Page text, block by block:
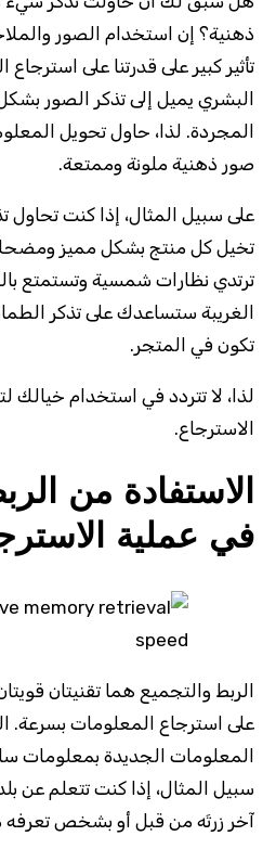
ذهنية؟ إن استخدام الصور
تأثير كبير على قدرتنا على
البشري يميل إلى تذكر الصور
المجردة. لذا، حاول تحويل
صور ذهنية ملونة وممتعة.
على سبيل المثال، إذا كنت تحاول
تخيل كل منتج بشكل مميز
ترتدي نظارات شمسية وتستمتع
الغريبة ستساعدك على تذكر
تكون في المتجر.
لذا، لا تتردد في استخدام خيالك
الاسترجاع.
الاستفادة من
في عملية
الربط والتجميع هما تقنيتان
على استرجاع المعلومات بسرعة.
المعلومات الجديدة بمعلومات
سبيل المثال، إذا كنت تتعلم عن
آخر زرتَه من قبل أو بشخص تعرفه